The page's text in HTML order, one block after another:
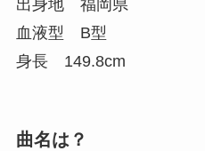
出身地 福岡県
血液型 B型
身長 149.8cm
曲名は？